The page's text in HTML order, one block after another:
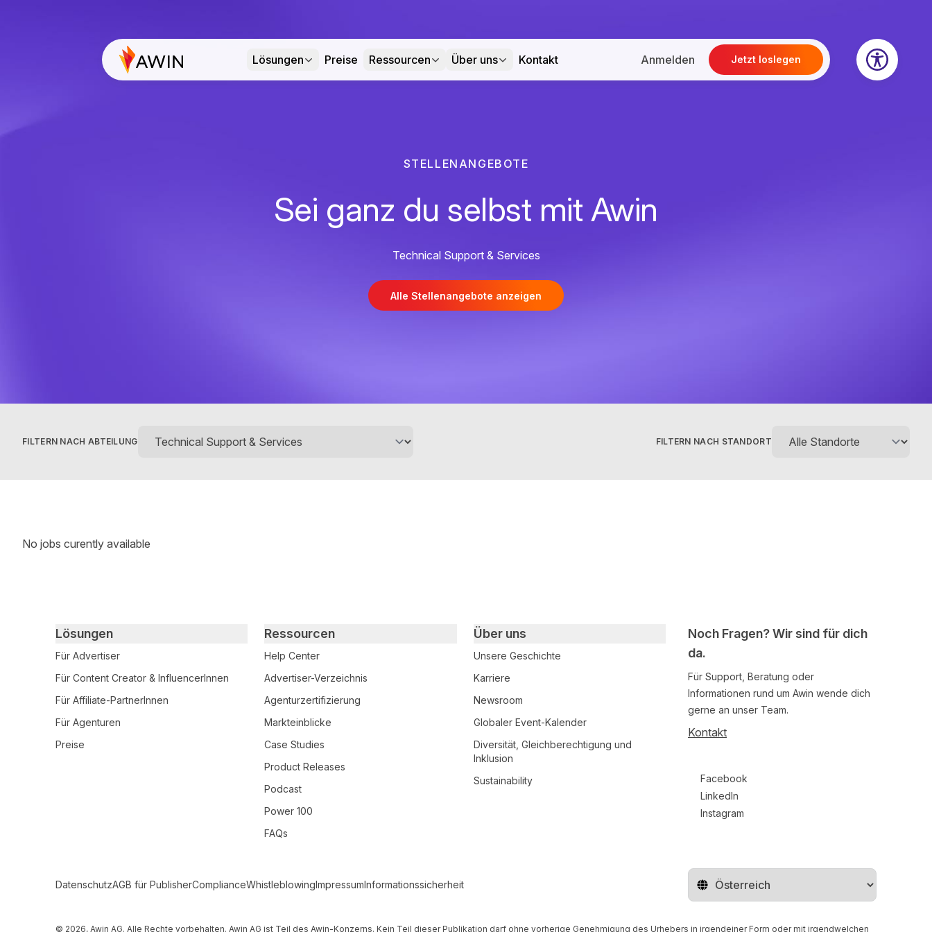
Lösungen Preise Ressourcen Über uns Kontakt Anmelden Jetzt loslegen
STELLENANGEBOTE
Sei ganz du selbst mit Awin
Technical Support & Services
Alle Stellenangebote anzeigen
FILTERN NACH ABTEILUNG FILTERN NACH STANDORT
No jobs curently available
Region ändern
Noch Fragen? Wir sind für dich
da.
Für Support, Beratung oder
Informationen rund um Awin wende dich
gerne an unser Team.
Kontakt
Facebook
LinkedIn
Instagram
Primary footer navigation
Lösungen
Für Advertiser
Für Content Creator & InfluencerInnen
Für Affiliate-PartnerInnen
Für Agenturen
Preise
Ressourcen
Help Center
Advertiser-Verzeichnis
Agenturzertifizierung
Markteinblicke
Case Studies
Product Releases
Podcast
Power 100
FAQs
Über uns
Unsere Geschichte
Karriere
Newsroom
Globaler Event-Kalender
Diversität, Gleichberechtigung und
Inklusion
Sustainability
Secondary Footer Navigation
DatenschutzAGB für PublisherComplianceWhistleblowingImpressumInformationssicherheit
© 2026, Awin AG. Alle Rechte vorbehalten. Awin AG ist Teil des Awin-Konzerns. Kein Teil dieser Publikation darf ohne vorherige Genehmigung des Urhebers in irgendeiner Form oder mit irgendwelchen